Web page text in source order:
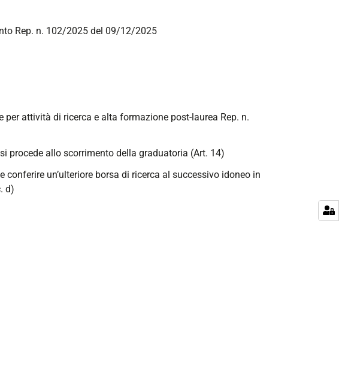
Rep. n. 102/2025 del 09/12/2025
attività di ricerca e alta formazione post-laurea Rep. n.
procede allo scorrimento della graduatoria (Art. 14)
un’ulteriore borsa di ricerca al successivo idoneo in
d)